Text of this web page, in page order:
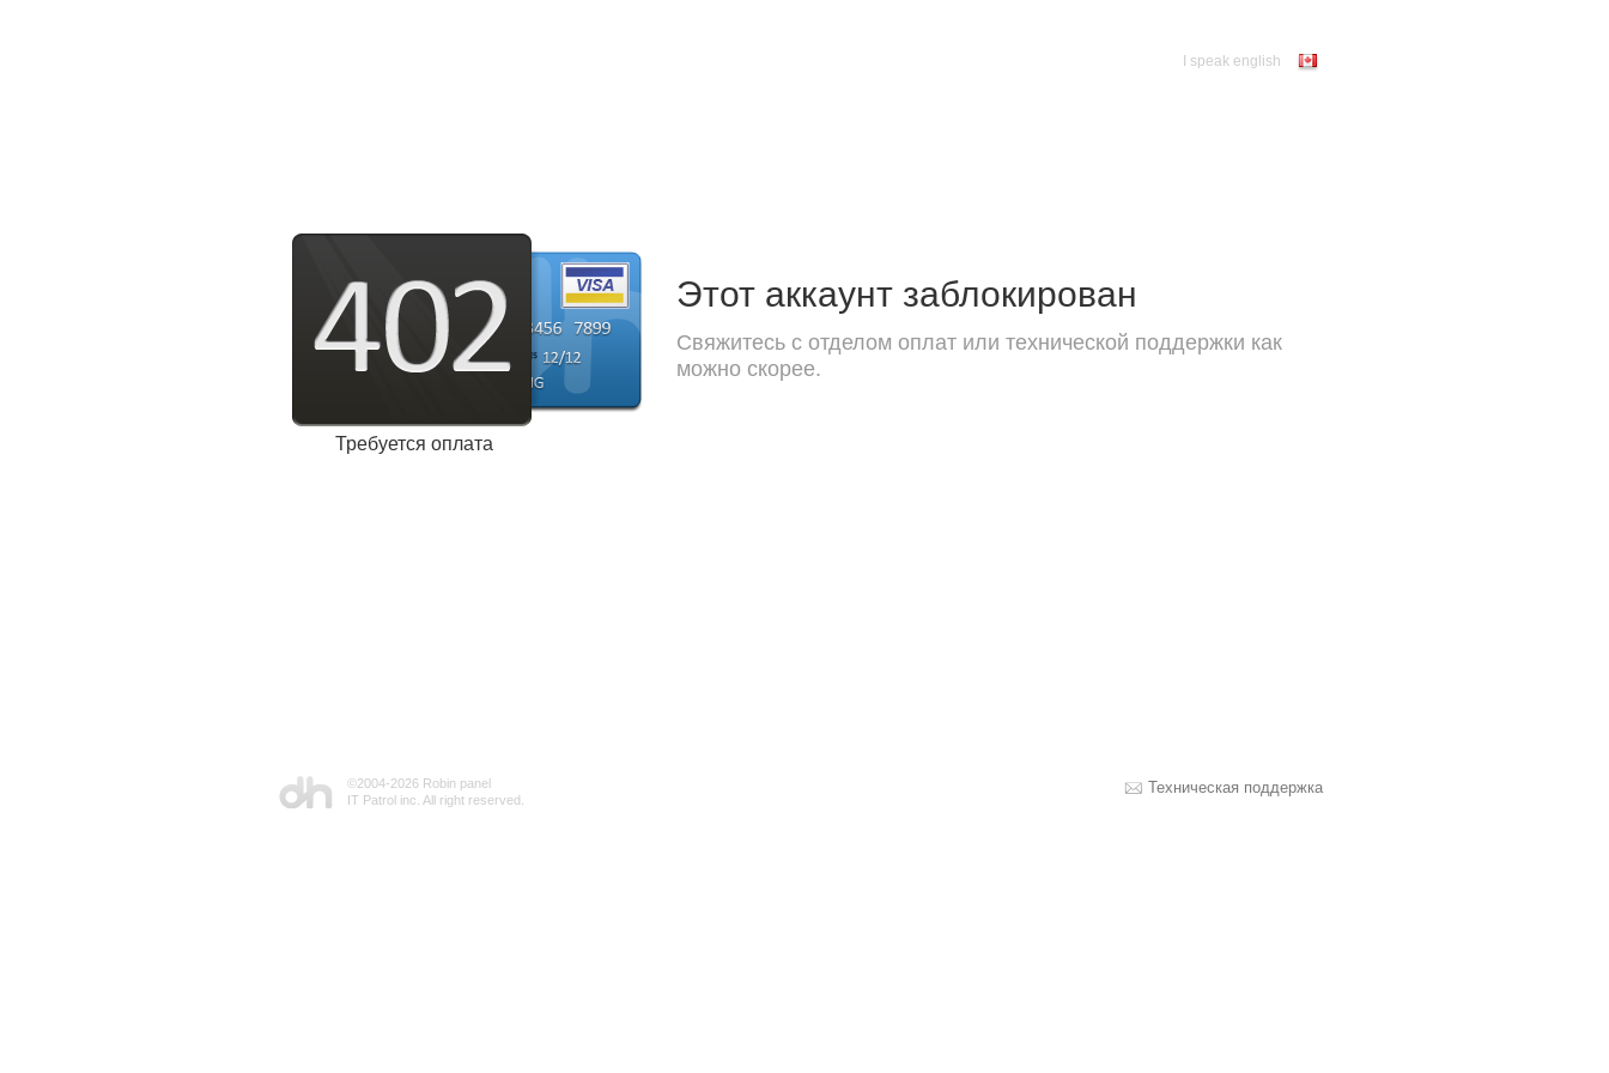
I speak english
Требуется оплата
Этот аккаунт заблокирован
Свяжитесь с отделом оплат или технической поддержки как
можно скорее.
Техническая поддержка
©2004-2026 Robin panel
IT Patrol inc. All right reserved.